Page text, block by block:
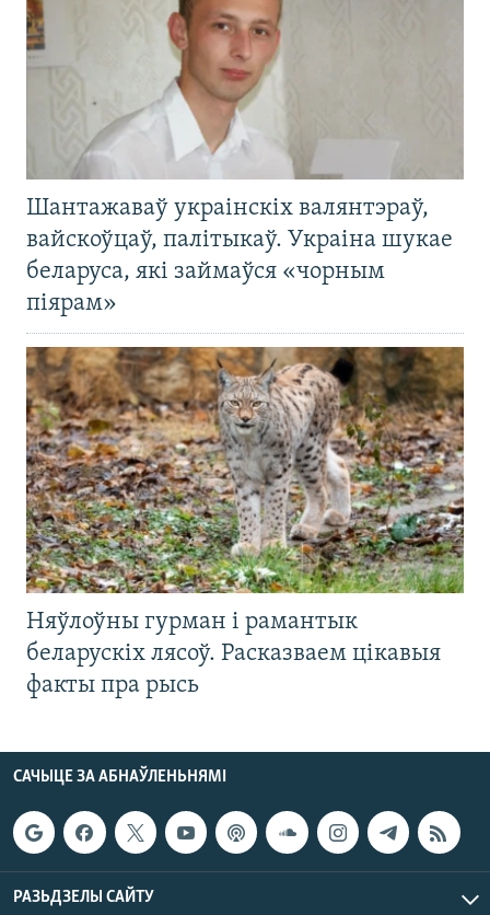
Шантажаваў украінскіх валянтэраў,
вайскоўцаў, палітыкаў. Украіна шукае
беларуса, які займаўся «чорным
піярам»
Няўлоўны гурман і рамантык
беларускіх лясоў. Расказваем цікавыя
факты пра рысь
САЧЫЦЕ ЗА АБНАЎЛЕНЬНЯМІ
РАЗЬДЗЕЛЫ САЙТУ